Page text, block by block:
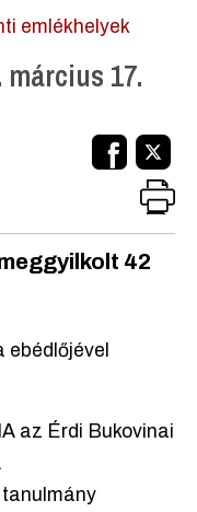
emlékhelyek
március 17.
42
ebédlőjével
az Érdi Bukovinai